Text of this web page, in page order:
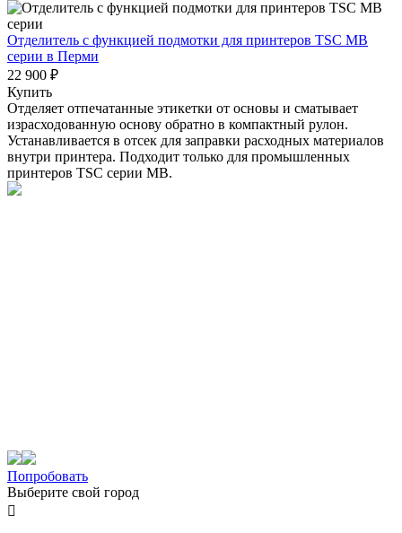
Отделитель с функцией подмотки для принтеров TSC МВ
серии в Перми
22 900 ₽
Купить
Отделяет отпечатанные этикетки от основы и сматывает
израсходованную основу обратно в компактный рулон.
Устанавливается в отсек для заправки расходных материалов
внутри принтера. Подходит только для промышленных
принтеров TSC серии MB.
Попробовать
Выберите свой город
